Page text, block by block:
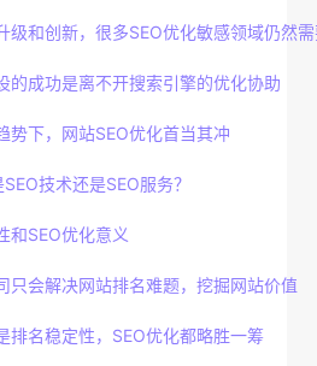
级和创新，很多SEO优化敏感领域仍然
的成功是离不开搜索引擎的优化协助
势下，网站SEO优化首当其冲
技术还是SEO服务？
和SEO优化意义
只会解决网站排名难题，挖掘网站价值
排名稳定性，SEO优化都略胜一筹